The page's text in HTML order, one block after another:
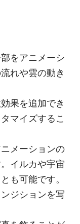
をアニメーシ
れや雲の動き
果を追加でき
マイズするこ
メーションの
イルカや宇宙
も可能です。
ジションを写